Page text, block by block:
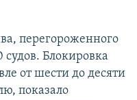
перегороженного
судов. Блокировка
от шести до десяти
показало